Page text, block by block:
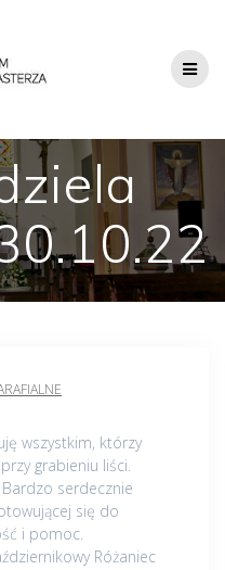
wszystkim, którzy
grabieniu liści.
Bardzo serdecznie
się do
i pomoc.
Różaniec